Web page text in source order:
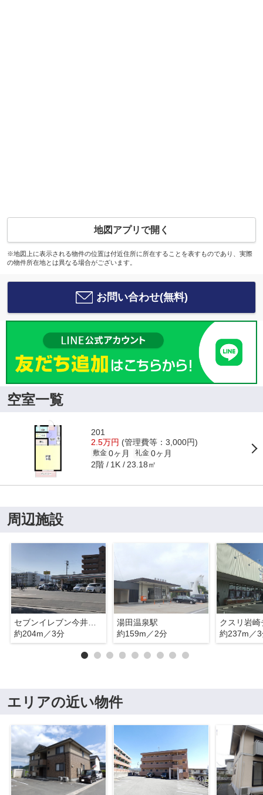
地図アプリで開く
※地図上に表示される物件の位置は付近住所に所在することを表すものであり、実際
の物件所在地とは異なる場合がございます。
お問い合わせ(無料)
空室一覧
201
2.5万円 (管理費等：3,000円)
敷金 0ヶ月 礼金 0ヶ月
2階 1K 23.18㎡
周辺施設
セブンイレブン今井町店
約204m／3分
湯田温泉駅
約159m／2分
約237m／
エリアの近い物件